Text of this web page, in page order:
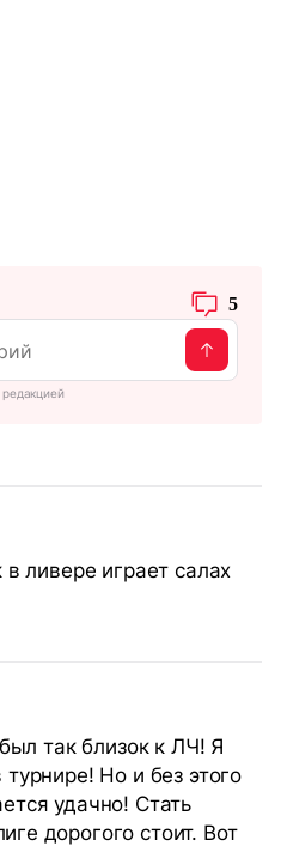
5
в ливере играет салах
так близок к ЛЧ! Я
Но и без этого
удачно! Стать
дорогого стоит. Вот